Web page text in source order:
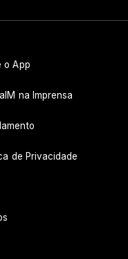
o App
na Imprensa
de Privacidade